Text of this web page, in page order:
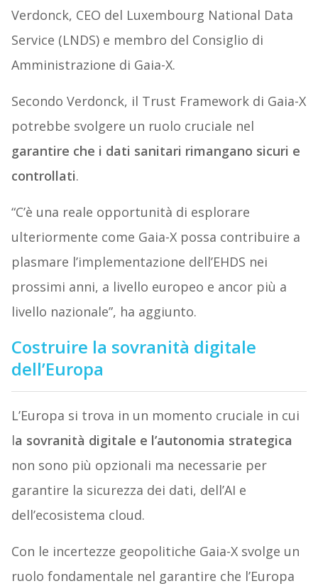
Verdonck, CEO del Luxembourg National Data
Service (LNDS) e membro del Consiglio di
Amministrazione di Gaia-X.
Secondo Verdonck, il Trust Framework di Gaia-X
potrebbe svolgere un ruolo cruciale nel
garantire che i dati sanitari rimangano sicuri e
controllati.
“C’è una reale opportunità di esplorare
ulteriormente come Gaia-X possa contribuire a
plasmare l’implementazione dell’EHDS nei
prossimi anni, a livello europeo e ancor più a
livello nazionale”, ha aggiunto.
Costruire la sovranità digitale
dell’Europa
L’Europa si trova in un momento cruciale in cui
la sovranità digitale e l’autonomia strategica
non sono più opzionali ma necessarie per
garantire la sicurezza dei dati, dell’AI e
dell’ecosistema cloud.
Con le incertezze geopolitiche Gaia-X svolge un
ruolo fondamentale nel garantire che l’Europa